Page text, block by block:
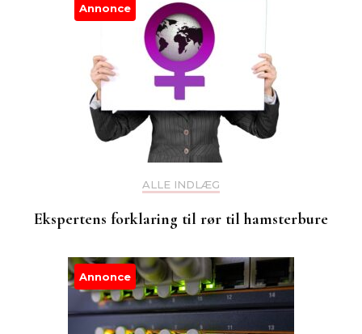
Annonce
ALLE INDLÆG
Ekspertens forklaring til rør til hamsterbure
Annonce